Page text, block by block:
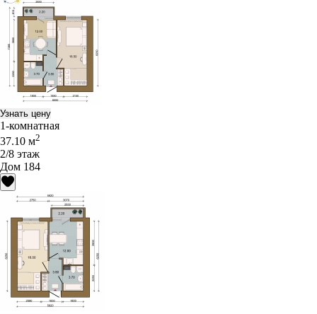
Узнать цену
1-комнатная
37.10 м2
2/8 этаж
Дом 184